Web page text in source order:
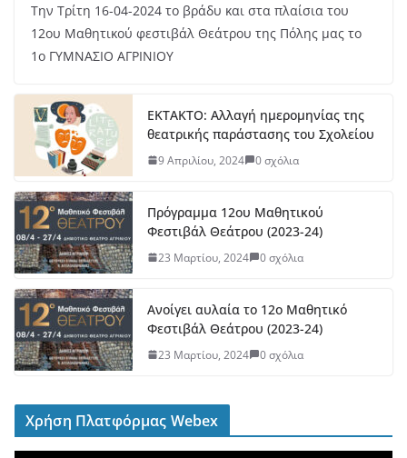
Την Τρίτη 16-04-2024 το βράδυ και στα πλαίσια του
12ου Μαθητικού φεστιβάλ Θεάτρου της Πόλης μας το
1ο ΓΥΜΝΑΣΙΟ ΑΓΡΙΝΙΟΥ
ΕΚΤΑΚΤΟ: Αλλαγή ημερομηνίας της
θεατρικής παράστασης του Σχολείου
9 Απριλίου, 2024 0 σχόλια
Πρόγραμμα 12ου Μαθητικού
Φεστιβάλ Θεάτρου (2023-24)
23 Μαρτίου, 2024 0 σχόλια
Ανοίγει αυλαία το 12ο Μαθητικό
Φεστιβάλ Θεάτρου (2023-24)
23 Μαρτίου, 2024 0 σχόλια
Χρήση Πλατφόρμας Webex